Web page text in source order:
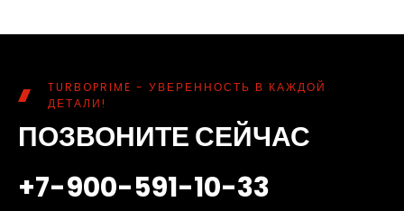
TURBOPRIME - УВЕРЕННОСТЬ В КАЖДОЙ
ДЕТАЛИ!
ПОЗВОНИТЕ СЕЙЧАС
+7-900-591-10-33